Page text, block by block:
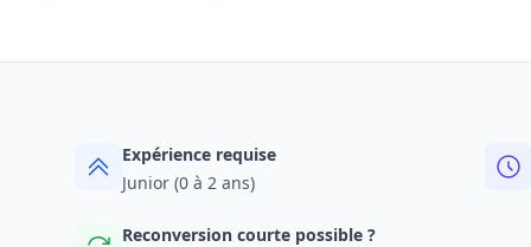
Expérience requise
Junior (0 à 2 ans)
Reconversion courte possible ?